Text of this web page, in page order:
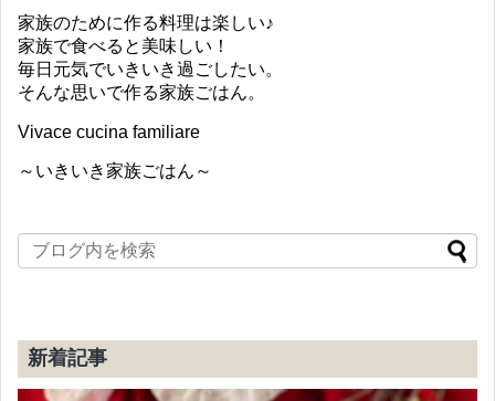
家族のために作る料理は楽しい♪
家族で食べると美味しい！
毎日元気でいきいき過ごしたい。
そんな思いで作る家族ごはん。
Vivace cucina familiare
～いきいき家族ごはん～
新着記事